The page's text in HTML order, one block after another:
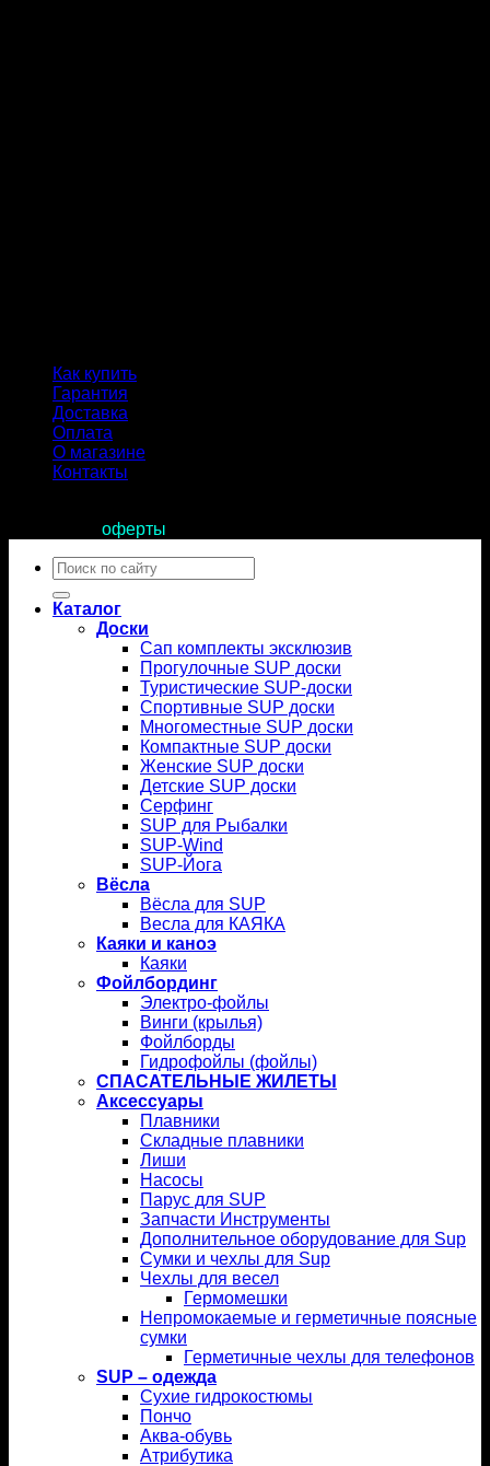
Как купить
Гарантия
Доставка
Оплата
О магазине
Контакты
оферты
Искать:
Каталог
Доски
Сап комплекты эксклюзив
Прогулочные SUP доски
Туристические SUP-доски
Спортивные SUP доски
Многоместные SUP доски
Компактные SUP доски
Женские SUP доски
Детские SUP доски
Серфинг
SUP для Рыбалки
SUP-Wind
SUP-Йога
Вёсла
Вёсла для SUP
Весла для КАЯКА
Каяки и каноэ
Каяки
Фойлбординг
Электро-фойлы
Винги (крылья)
Фойлборды
Гидрофойлы (фойлы)
СПАСАТЕЛЬНЫЕ ЖИЛЕТЫ
Аксессуары
Плавники
Складные плавники
Лиши
Насосы
Парус для SUP
Запчасти Инструменты
Дополнительное оборудование для Sup
Сумки и чехлы для Sup
Чехлы для весел
Гермомешки
Непромокаемые и герметичные поясные
сумки
Герметичные чехлы для телефонов
SUP – одежда
Сухие гидрокостюмы
Пончо
Аква-обувь
Атрибутика